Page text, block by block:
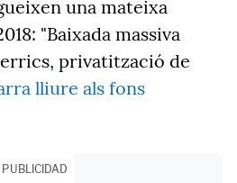
una mateixa
"Baixada massiva
privatització de
lliure als fons
PUBLICIDAD